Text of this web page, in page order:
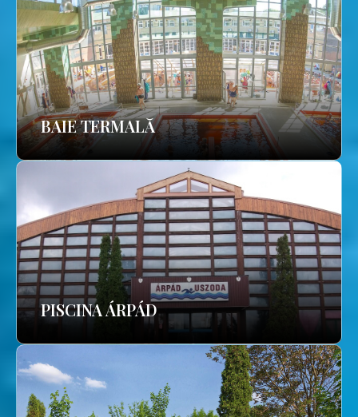
BAIE TERMALĂ
PISCINA ÁRPÁD